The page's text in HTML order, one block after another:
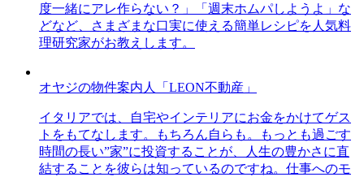
度一緒にアレ作らない？」「週末ホムパしようよ」な
どなど、さまざまな口実に使える簡単レシピを人気料
理研究家がお教えします。
オヤジの物件案内人「LEON不動産」
イタリアでは、自宅やインテリアにお金をかけてゲス
トをもてなします。もちろん自らも。もっとも過ごす
時間の長い”家”に投資することが、人生の豊かさに直
結することを彼らは知っているのですね。仕事へのモ